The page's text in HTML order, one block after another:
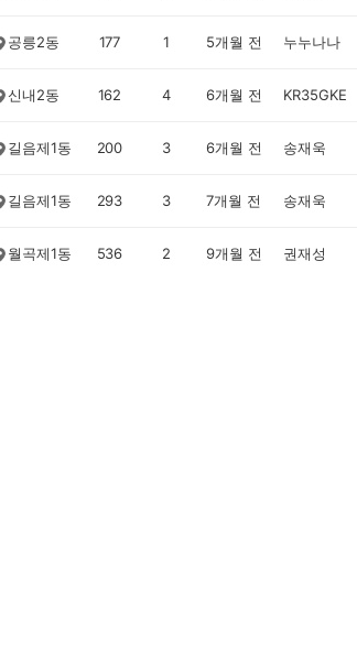
공릉2동 177 1 5개월 전 누누나나
신내2동 162 4 6개월 전 KR35GKE
길음제1동 200 3 6개월 전 송재욱
길음제1동 293 3 7개월 전 송재욱
월곡제1동 536 2 9개월 전 권재성